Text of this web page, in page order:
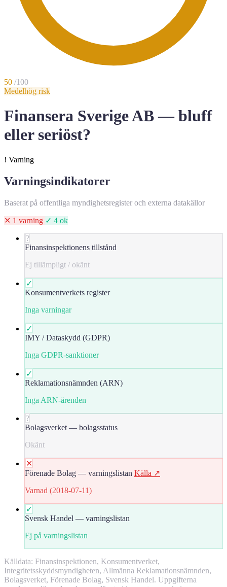
50 /100
Medelhög risk
Finansera Sverige AB — bluff
eller seriöst?
! Varning
Varningsindikatorer
Baserat på offentliga myndighetsregister och externa datakällor
✕ 1 varning ✓ 4 ok
?
Finansinspektionens tillstånd
Ej tillämpligt / okänt
✓
Konsumentverkets register
Inga varningar
✓
IMY / Dataskydd (GDPR)
Inga GDPR-sanktioner
✓
Reklamationsnämnden (ARN)
Inga ARN-ärenden
?
Bolagsverket — bolagsstatus
Okänt
✕
Förenade Bolag — varningslistan Källa ↗
Varnad (2018-07-11)
✓
Svensk Handel — varningslistan
Ej på varningslistan
Källdata: Finansinspektionen, Konsumentverket,
Integritetsskyddsmyndigheten, Allmänna Reklamationsnämnden,
Bolagsverket, Förenade Bolag, Svensk Handel. Uppgifterna